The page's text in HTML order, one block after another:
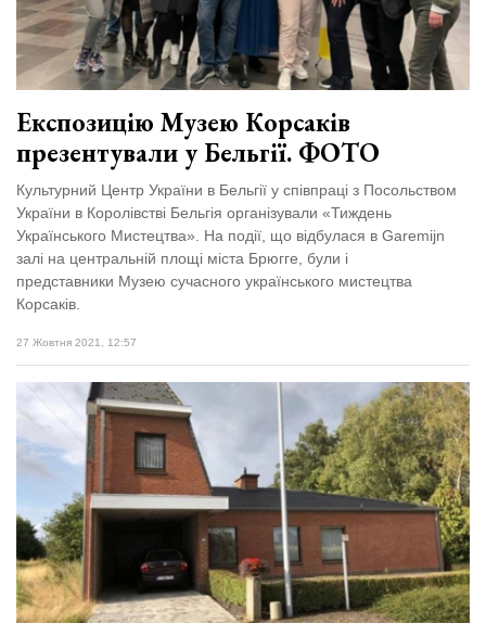
залишив у
Луцьку
три...
27 Липня 2026
695 переглядів
Персона
Лайф
Афіша
ZONE 18+
Контакти
Політика конфіденційності
Експозицію Музею Корсаків
презентували у Бельгії. ФОТО
Культурний Центр України в Бельгії у співпраці з Посольством
України в Королівстві Бельгія організували «Тиждень
Українського Мистецтва». На події, що відбулася в Garemijn
залі на центральній площі міста Брюгге, були і
представники Музею сучасного українського мистецтва
Корсаків.
27 Жовтня 2021, 12:57